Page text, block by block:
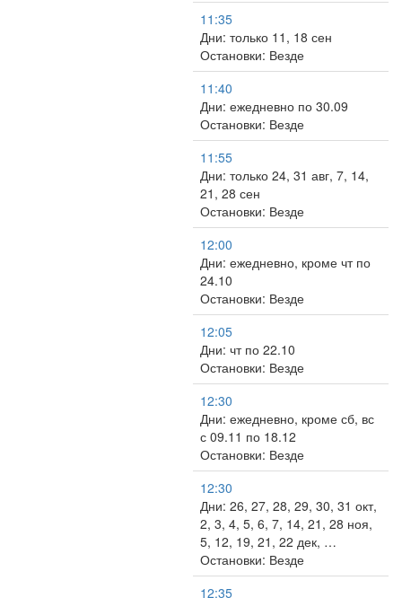
11:35
Дни: только 11, 18 сен
Остановки: Везде
11:40
Дни: ежедневно по 30.09
Остановки: Везде
11:55
Дни: только 24, 31 авг, 7, 14,
21, 28 сен
Остановки: Везде
12:00
Дни: ежедневно, кроме чт по
24.10
Остановки: Везде
12:05
Дни: чт по 22.10
Остановки: Везде
12:30
Дни: ежедневно, кроме сб, вс
с 09.11 по 18.12
Остановки: Везде
12:30
Дни: 26, 27, 28, 29, 30, 31 окт,
2, 3, 4, 5, 6, 7, 14, 21, 28 ноя,
5, 12, 19, 21, 22 дек, …
Остановки: Везде
12:35